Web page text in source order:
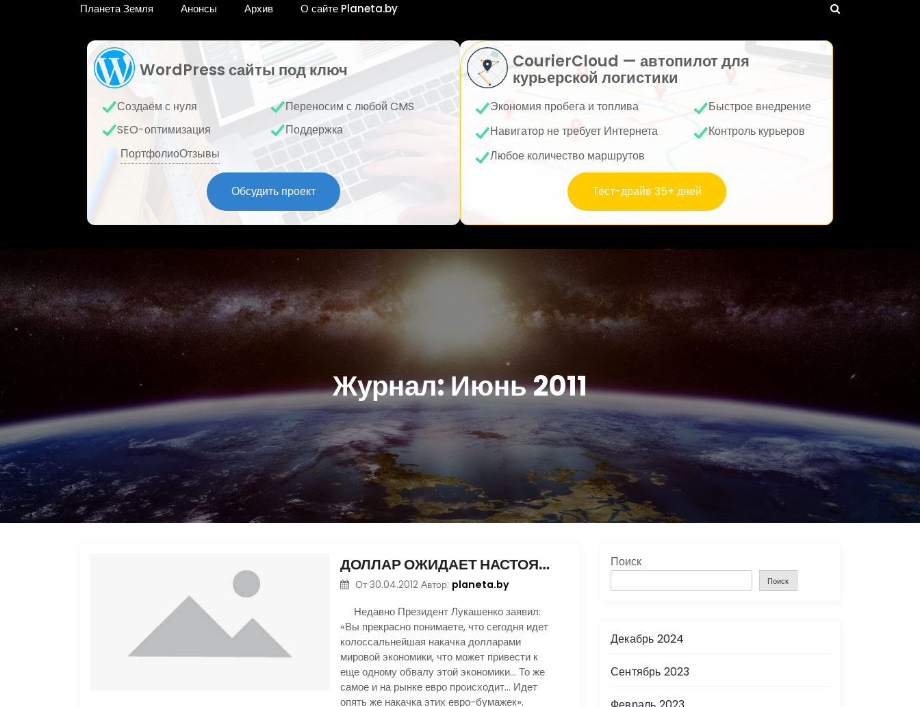
Планета Земля Анонсы Архив О сайте Planeta.by
WordPress сайты под ключ
Создаём с нуля
Переносим с любой CMS
SEO-оптимизация
Поддержка
ПортфолиоОтзывы
Обсудить проект
CourierCloud — автопилот для
курьерской логистики
Экономия пробега и топлива
Быстрое внедрение
Навигатор не требует Интернета
Контроль курьеров
Любое количество маршрутов
Тест-драйв 35+ дней
Журнал:Июнь 2011
ДОЛЛАР ОЖИДАЕТ НАСТОЯЩАЯ КАТАСТРОФА
От 30.04.2012 Автор: planeta.by
Недавно Президент Лукашенко заявил:
«Вы прекрасно понимаете, что сегодня идет
колоссальнейшая накачка долларами
мировой экономики, что может привести к
еще одному обвалу этой экономики… То же
самое и на рынке евро происходит… Идет
опять же накачка этих евро-бумажек».
Поиск
Поиск
Декабрь 2024
Сентябрь 2023